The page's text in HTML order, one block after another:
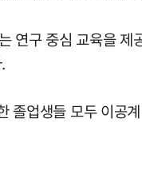
연구 중심 교육을 제
졸업생들 모두 이공